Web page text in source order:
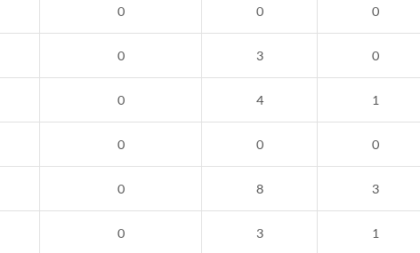
0 0 0
0 3 0
0 4 1
0 0 0
0 8 3
0 3 1